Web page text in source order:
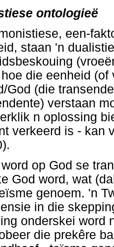
ontologieë
een-
staan 'n
die eenheid
God (die
verstaan
n oplossing
verkeerd is - kan
op God se
God word, wat
genoem. 'n
in die
onderskei word
die prekêre